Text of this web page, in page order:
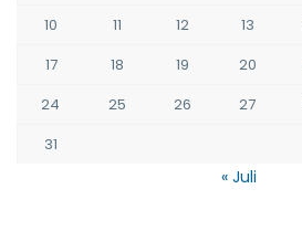
10
11 12 13
17
18 19 20
24
25 26 27
31
« Juli